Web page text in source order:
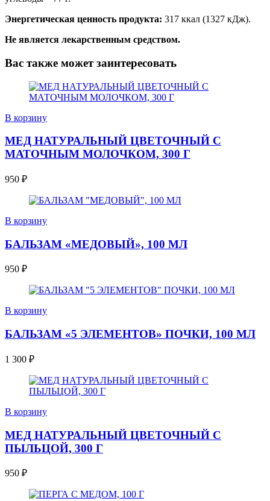
Энергетическая ценность продукта: 317 ккал (1327 кДж).
Не является лекарственным средством.
Вас также может заинтересовать
В корзину
МЕД НАТУРАЛЬНЫЙ ЦВЕТОЧНЫЙ С
МАТОЧНЫМ МОЛОЧКОМ, 300 Г
950 ₽
В корзину
БАЛЬЗАМ «МЕДОВЫЙ», 100 МЛ
950 ₽
В корзину
БАЛЬЗАМ «5 ЭЛЕМЕНТОВ» ПОЧКИ, 100 МЛ
1 300 ₽
В корзину
МЕД НАТУРАЛЬНЫЙ ЦВЕТОЧНЫЙ С
ПЫЛЬЦОЙ, 300 Г
950 ₽